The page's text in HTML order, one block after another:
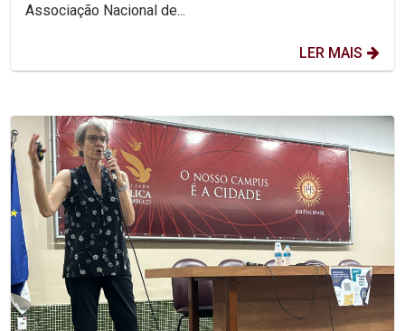
Associação Nacional de...
LER MAIS